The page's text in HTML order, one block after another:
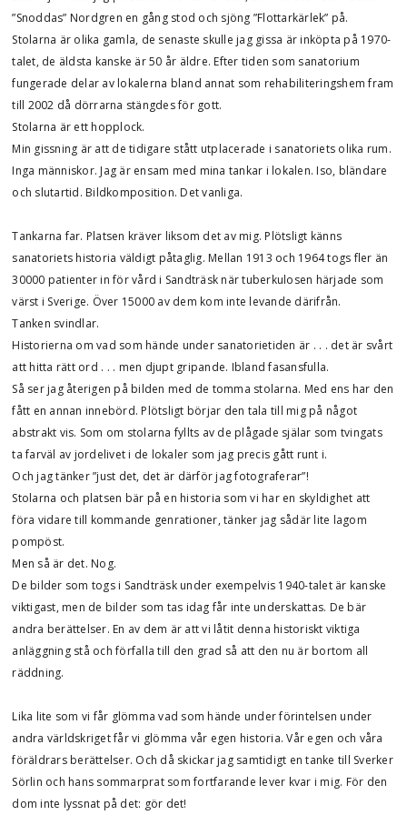
”Snoddas” Nordgren en gång stod och sjöng ”Flottarkärlek” på.
Stolarna är olika gamla, de senaste skulle jag gissa är inköpta på 1970-
talet, de äldsta kanske är 50 år äldre. Efter tiden som sanatorium
fungerade delar av lokalerna bland annat som rehabiliteringshem fram
till 2002 då dörrarna stängdes för gott.
Stolarna är ett hopplock.
Min gissning är att de tidigare stått utplacerade i sanatoriets olika rum.
Inga människor. Jag är ensam med mina tankar i lokalen. Iso, bländare
och slutartid. Bildkomposition. Det vanliga.
Tankarna far. Platsen kräver liksom det av mig. Plötsligt känns
sanatoriets historia väldigt påtaglig. Mellan 1913 och 1964 togs fler än
30000 patienter in för vård i Sandträsk när tuberkulosen härjade som
värst i Sverige. Över 15000 av dem kom inte levande därifrån.
Tanken svindlar.
Historierna om vad som hände under sanatorietiden är . . . det är svårt
att hitta rätt ord . . . men djupt gripande. Ibland fasansfulla.
Så ser jag återigen på bilden med de tomma stolarna. Med ens har den
fått en annan innebörd. Plötsligt börjar den tala till mig på något
abstrakt vis. Som om stolarna fyllts av de plågade själar som tvingats
ta farväl av jordelivet i de lokaler som jag precis gått runt i.
Och jag tänker ”just det, det är därför jag fotograferar”!
Stolarna och platsen bär på en historia som vi har en skyldighet att
föra vidare till kommande genrationer, tänker jag sådär lite lagom
pompöst.
Men så är det. Nog.
De bilder som togs i Sandträsk under exempelvis 1940-talet är kanske
viktigast, men de bilder som tas idag får inte underskattas. De bär
andra berättelser. En av dem är att vi låtit denna historiskt viktiga
anläggning stå och förfalla till den grad så att den nu är bortom all
räddning.
Lika lite som vi får glömma vad som hände under förintelsen under
andra världskriget får vi glömma vår egen historia. Vår egen och våra
föräldrars berättelser. Och då skickar jag samtidigt en tanke till Sverker
Sörlin och hans sommarprat som fortfarande lever kvar i mig. För den
dom inte lyssnat på det: gör det!